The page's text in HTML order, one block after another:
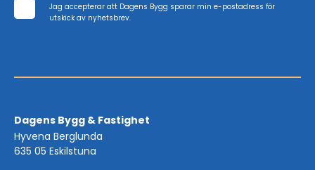
Jag accepterar att Dagens Bygg sparar min e-postadress för
utskick av nyhetsbrev.
Dagens Bygg & Fastighet
Hyvena Berglunda
635 05 Eskilstuna